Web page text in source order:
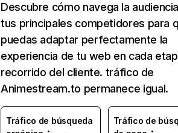
Descubre cómo navega la
tus principales competidores para
puedas adaptar perfectamente la
experiencia de tu web en cada
recorrido del cliente. tráfico de
Animestream.to permanece igual.
Tráfico de búsqueda
Tráfico de